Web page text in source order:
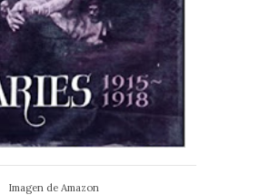
Imagen de Amazon